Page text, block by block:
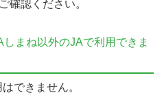
確認ください。
まね以外のJAで利用できま
できません。